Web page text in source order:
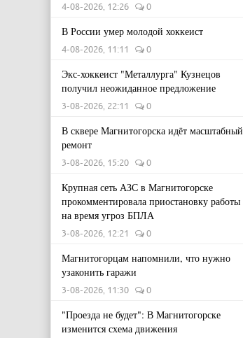
4-08-2026, 12:26 0
В России умер молодой хоккеист
4-08-2026, 11:11 0
Экс-хоккеист "Металлурга" Кузнецов
получил неожиданное предложение
3-08-2026, 22:11 0
В сквере Магнитогорска идёт масштабный
ремонт
3-08-2026, 15:20 0
Крупная сеть АЗС в Магнитогорске
прокомментировала приостановку работы
на время угроз БПЛА
3-08-2026, 12:21 0
Магнитогорцам напомнили, что нужно
узаконить гаражи
3-08-2026, 11:30 0
"Проезда не будет": В Магнитогорске
изменится схема движения